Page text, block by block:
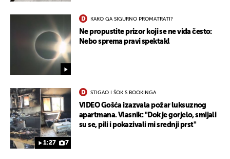
KAKO GA SIGURNO PROMATRATI?
Ne propustite prizor koji se ne viđa često:
Nebo sprema pravi spektakl
1:27 7
STIGAO I ŠOK S BOOKINGA
VIDEO Gošća izazvala požar luksuznog
apartmana. Vlasnik: "Dok je gorjelo, smijali
su se, pili i pokazivali mi srednji prst"